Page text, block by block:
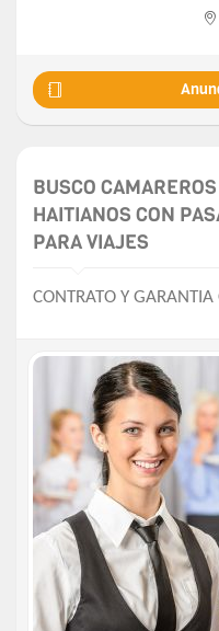
BUSCO CAMAREROS
HAITIANOS CON
PARA VIAJES
CONTRATO Y